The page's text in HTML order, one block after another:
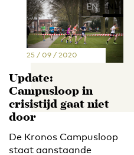
EN NL
25 / 09 / 2020
Update:
Campusloop in
crisistijd gaat niet
door
De Kronos Campusloop
staat aanstaande